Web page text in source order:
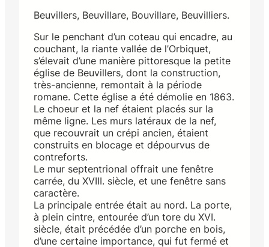
Beuvillers, Beuvillare, Bouvillare, Beuvilliers.
Sur le penchant d’un coteau qui encadre, au
couchant, la riante vallée de l’Orbiquet,
s’élevait d’une manière pittoresque la petite
église de Beuvillers, dont la construction,
très-ancienne, remontait à la période
romane. Cette église a été démolie en 1863.
Le choeur et la nef étaient placés sur la
même ligne. Les murs latéraux de la nef,
que recouvrait un crépi ancien, étaient
construits en blocage et dépourvus de
contreforts.
Le mur septentrional offrait une fenêtre
carrée, du XVIII. siècle, et une fenêtre sans
caractère.
La principale entrée était au nord. La porte,
à plein cintre, entourée d’un tore du XVI.
siècle, était précédée d’un porche en bois,
d’une certaine importance, qui fut fermé et